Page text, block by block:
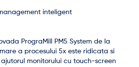
inteligent
PrograMill PM5 System de la
a procesului 5x este ridicata si
monitorului cu touch-screen